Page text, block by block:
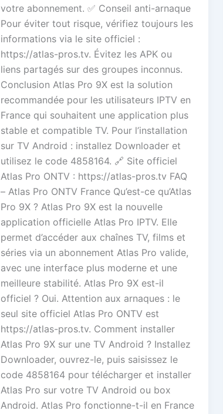
votre abonnement. ✅ Conseil anti-arnaque
Pour éviter tout risque, vérifiez toujours les
informations via le site officiel :
https://atlas-pros.tv. Évitez les APK ou
liens partagés sur des groupes inconnus.
Conclusion Atlas Pro 9X est la solution
recommandée pour les utilisateurs IPTV en
France qui souhaitent une application plus
stable et compatible TV. Pour l’installation
sur TV Android : installez Downloader et
utilisez le code 4858164. 🔗 Site officiel
Atlas Pro ONTV : https://atlas-pros.tv FAQ
– Atlas Pro ONTV France Qu’est-ce qu’Atlas
Pro 9X ? Atlas Pro 9X est la nouvelle
application officielle Atlas Pro IPTV. Elle
permet d’accéder aux chaînes TV, films et
séries via un abonnement Atlas Pro valide,
avec une interface plus moderne et une
meilleure stabilité. Atlas Pro 9X est-il
officiel ? Oui. Attention aux arnaques : le
seul site officiel Atlas Pro ONTV est
https://atlas-pros.tv. Comment installer
Atlas Pro 9X sur une TV Android ? Installez
Downloader, ouvrez-le, puis saisissez le
code 4858164 pour télécharger et installer
Atlas Pro sur votre TV Android ou box
Android. Atlas Pro fonctionne-t-il en France